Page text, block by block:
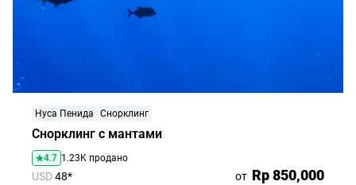
Снорклинг с мантами
Нуса Пенида Снорклинг
4.7 1.23K продано
USD48* от Rp 850,000